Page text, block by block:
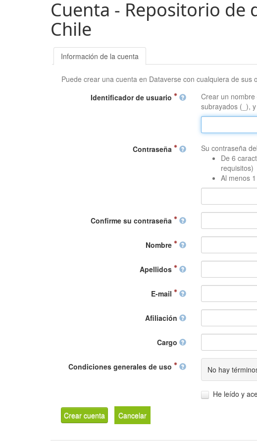
Cuenta - Repositorio de
Chile
Información de la cuenta
Puede crear una cuenta en Dataverse con cualquiera de sus
Identificador de usuario
Crear un
subrayados (_),
Contraseña
Su contraseña
De 6
requisitos)
Al menos
Confirme su contraseña
Nombre
Apellidos
E-mail
Afiliación
Cargo
Condiciones generales de uso No hay
He leído y
Crear cuenta Cancelar